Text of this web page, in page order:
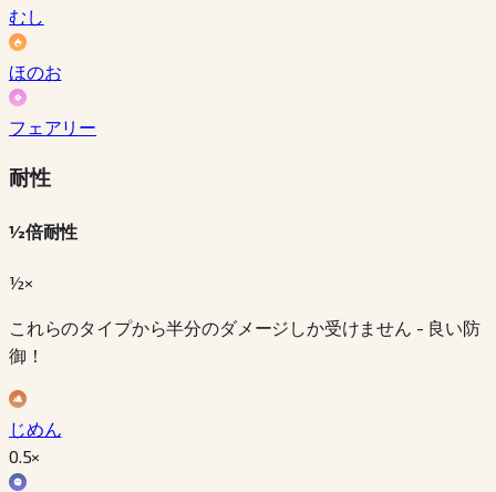
むし
ほのお
フェアリー
耐性
½倍耐性
½×
これらのタイプから半分のダメージしか受けません - 良い防
御！
じめん
0.5×